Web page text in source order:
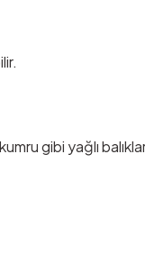
gibi yağlı